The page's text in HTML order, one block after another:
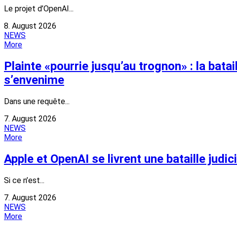
Le projet d’OpenAI...
8. August 2026
NEWS
More
Plainte «pourrie jusqu’au trognon» : la
s’envenime
Dans une requête...
7. August 2026
NEWS
More
Apple et OpenAI se livrent une bataille
Si ce n’est...
7. August 2026
NEWS
More